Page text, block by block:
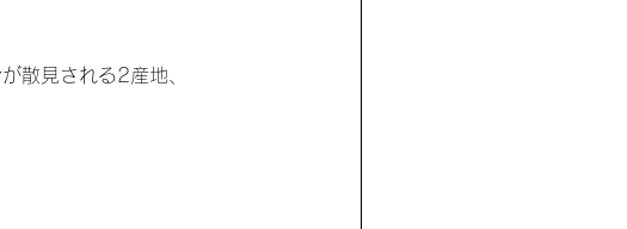
散見される2産地、